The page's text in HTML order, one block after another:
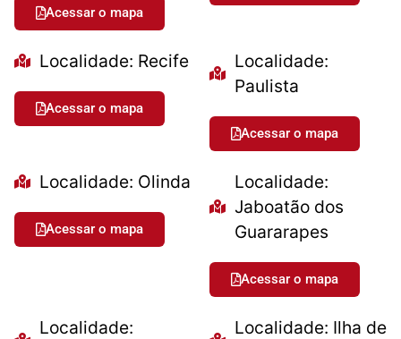
Acessar o mapa
Localidade: Recife
Acessar o mapa
Localidade:
Paulista
Acessar o mapa
Localidade: Olinda
Acessar o mapa
Localidade:
Jaboatão dos
Guararapes
Acessar o mapa
Localidade:
Localidade: Ilha de